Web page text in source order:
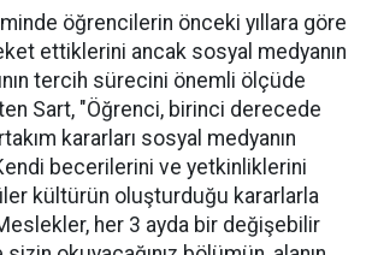
öğrencilerin önceki yıllara göre
ettiklerini ancak sosyal medyanın
tercih sürecini önemli ölçüde
Sart, "Öğrenci, birinci derecede
kararları sosyal medyanın
becerilerini ve yetkinliklerini
kültürün oluşturduğu kararlarla
her 3 ayda bir değişebilir